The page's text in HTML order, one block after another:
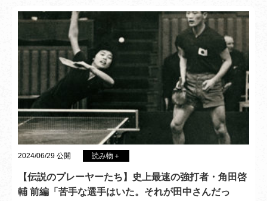
2024/06/29 公開 読み物＋
【伝説のプレーヤーたち】史上最速の強打者・角田啓
輔 前編「苦手な選手はいた。それが田中さんだっ